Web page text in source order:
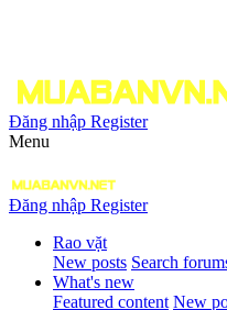
Đăng nhập Register
Menu
Đăng nhập Register
Rao vặt
New posts Search
What's new
Featured content New